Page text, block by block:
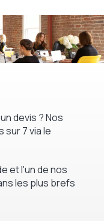
devis ? Nos
7 via le
et l'un de nos
les plus brefs